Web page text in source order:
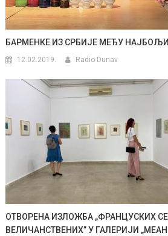
БАРМЕНКЕ ИЗ СРБИЈЕ МЕЂУ
12.02.2019. Radio Dunav
ОТВОРЕНА ИЗЛОЖБА „ФРАНЦУСКИХ
ВЕЛИЧАНСТВЕНИХ” У ГАЛЕРИЈИ